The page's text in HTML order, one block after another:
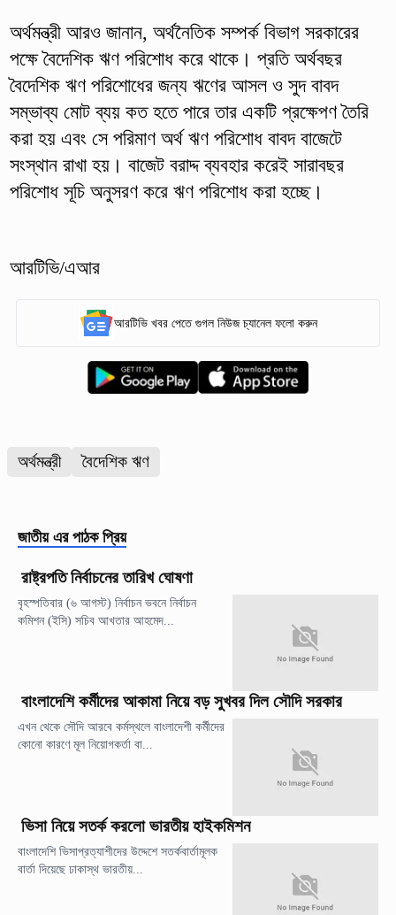
অর্থমন্ত্রী আরও জানান, অর্থনৈতিক সম্পর্ক বিভাগ সরকারের
পক্ষে বৈদেশিক ঋণ পরিশোধ করে থাকে। প্রতি অর্থবছর
বৈদেশিক ঋণ পরিশোধের জন্য ঋণের আসল ও সুদ বাবদ
সম্ভাব্য মোট ব্যয় কত হতে পারে তার একটি প্রক্ষেপণ তৈরি
করা হয় এবং সে পরিমাণ অর্থ ঋণ পরিশোধ বাবদ বাজেটে
সংস্থান রাখা হয়। বাজেট বরাদ্দ ব্যবহার করেই সারাবছর
পরিশোধ সূচি অনুসরণ করে ঋণ পরিশোধ করা হচ্ছে।
আরটিভি/এআর
আরটিভি খবর পেতে গুগল নিউজ চ্যানেল ফলো করুন
অর্থমন্ত্রী বৈদেশিক ঋণ
জাতীয় এর পাঠক প্রিয়
রাষ্ট্রপতি নির্বাচনের তারিখ ঘোষণা
বৃহস্পতিবার (৬ আগস্ট) নির্বাচন ভবনে নির্বাচন
কমিশন (ইসি) সচিব আখতার আহমেদ...
বাংলাদেশি কর্মীদের আকামা নিয়ে বড় সুখবর দিল সৌদি সরকার
এখন থেকে সৌদি আরবে কর্মস্থলে বাংলাদেশী কর্মীদের
কোনো কারণে মূল নিয়োগকর্তা বা...
ভিসা নিয়ে সতর্ক করলো ভারতীয় হাইকমিশন
বাংলাদেশি ভিসাপ্রত্যাশীদের উদ্দেশে সতর্কবার্তামূলক
বার্তা দিয়েছে ঢাকাস্থ ভারতীয়...